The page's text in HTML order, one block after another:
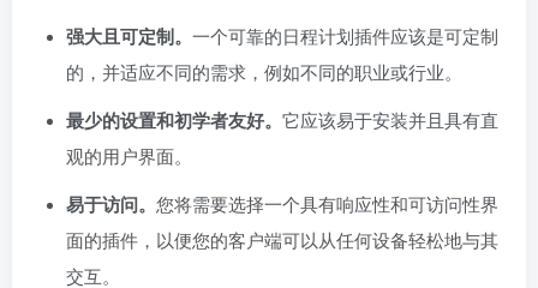
强大且可定制。 一个可靠的日程计划插件应该是可定制
的，并适应不同的需求，例如不同的职业或行业。
最少的设置和初学者友好。 它应该易于安装并且具有直
观的用户界面。
易于访问。 您将需要选择一个具有响应性和可访问性界
面的插件，以便您的客户端可以从任何设备轻松地与其
交互。